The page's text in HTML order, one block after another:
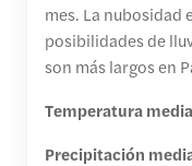
mes. La nubosidad
posibilidades de
son más largos en
Temperatura
Precipitación